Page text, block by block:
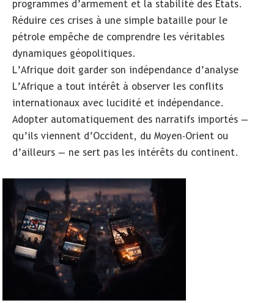
programmes d’armement et la stabilité des États.
Réduire ces crises à une simple bataille pour le
pétrole empêche de comprendre les véritables
dynamiques géopolitiques.
L’Afrique doit garder son indépendance d’analyse
L’Afrique a tout intérêt à observer les conflits
internationaux avec lucidité et indépendance.
Adopter automatiquement des narratifs importés —
qu’ils viennent d’Occident, du Moyen-Orient ou
d’ailleurs — ne sert pas les intérêts du continent.